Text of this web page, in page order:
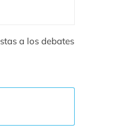
a los debates